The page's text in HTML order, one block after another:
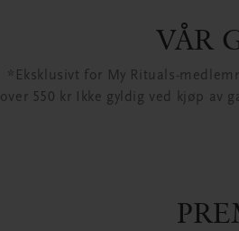
VÅR
*Eksklusivt for My Rituals-
over 550 kr Ikke gyldig ved kjøp av